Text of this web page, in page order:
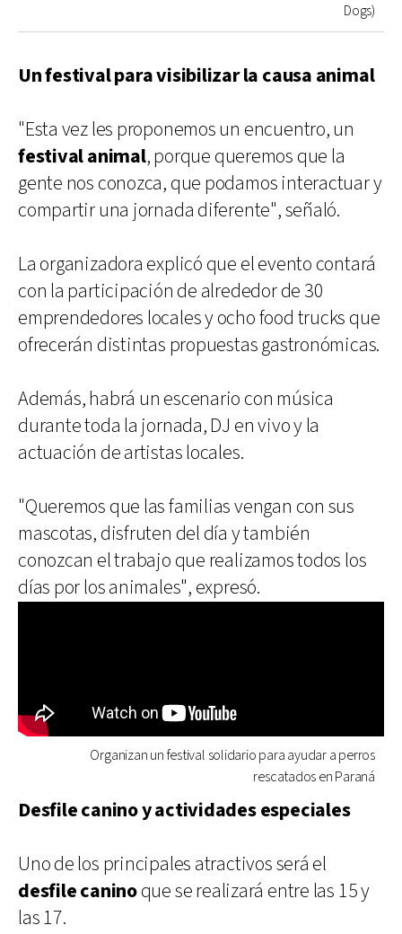
Dogs)
Un festival para visibilizar la causa animal
"Esta vez les proponemos un encuentro, un
festival animal, porque queremos que la
gente nos conozca, que podamos interactuar y
compartir una jornada diferente", señaló.
La organizadora explicó que el evento contará
con la participación de alrededor de 30
emprendedores locales y ocho food trucks que
ofrecerán distintas propuestas gastronómicas.
Además, habrá un escenario con música
durante toda la jornada, DJ en vivo y la
actuación de artistas locales.
"Queremos que las familias vengan con sus
mascotas, disfruten del día y también
conozcan el trabajo que realizamos todos los
días por los animales", expresó.
Organizan un festival solidario para ayudar a perros
rescatados en Paraná
Desfile canino y actividades especiales
Uno de los principales atractivos será el
desfile caninoque se realizará entre las 15 y
las 17.